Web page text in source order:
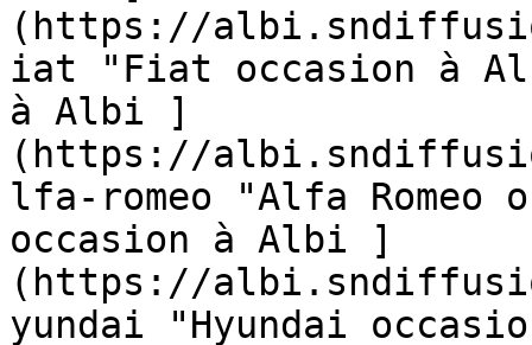
(https://
iat "Fiat occasion à
à Albi ]
(https://
lfa-romeo "Alfa Romeo
occasion à Albi ]
(https://
yundai "Hyundai